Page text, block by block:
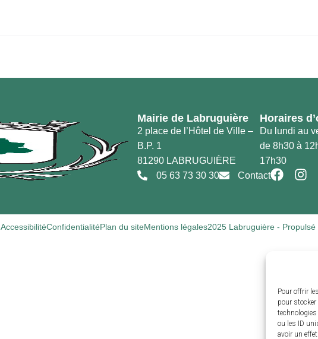
Pour offrir
pour
ou les ID
avoir un
Mairie de Labruguière
2 place de l’Hôtel de Ville –
B.P. 1
81290 LABRUGUIÈRE
Horaires
Du lundi au
de 8h30 à
17h30
05 63 73 30 30
Contact
AccessibilitéConfidentialitéPlan du siteMentions légales2025 Labruguière - Propulsé